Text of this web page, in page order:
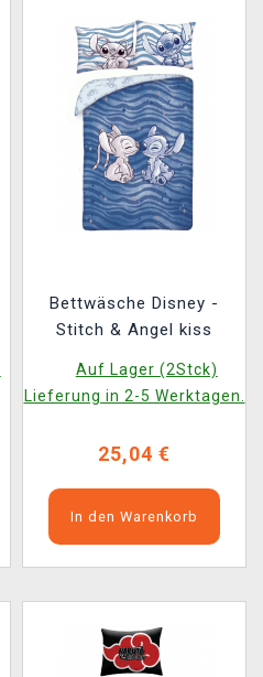
Bettwäsche Disney -
Stitch & Angel kiss
Auf Lager (2Stck)
Lieferung in 2-5 Werktagen.
25,04 €
In den Warenkorb